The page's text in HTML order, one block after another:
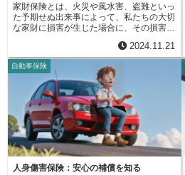
家財保険とは、火災や風水害、盗難といっ
た予期せぬ出来事によって、私たちの大切
な家財に損害が生じた場合に、その損害を
は、家具や家電製品、衣類、書籍、食器、
貴金属など、日常生活で使用する身の回り
の持ち物を指します。家財保険は、火災保
険と混同されることがありますが、補償対
象が異なります。火災保険は、建物自体へ
の損害を補償するもので、家財は含まれま
せん。一方、家財保険は、建物ではなく、
家財に対する補償です。つまり、持ち家の
方は建物と家財両方を守るために、火災保
険と家財保険の両方に加入する必要があり
ます。賃貸住宅にお住まいの方は、建物の
所有者が火災保険に加入している場合がほ
2024.11.21
自動車保険
人身傷害保険：安心の補償を知る